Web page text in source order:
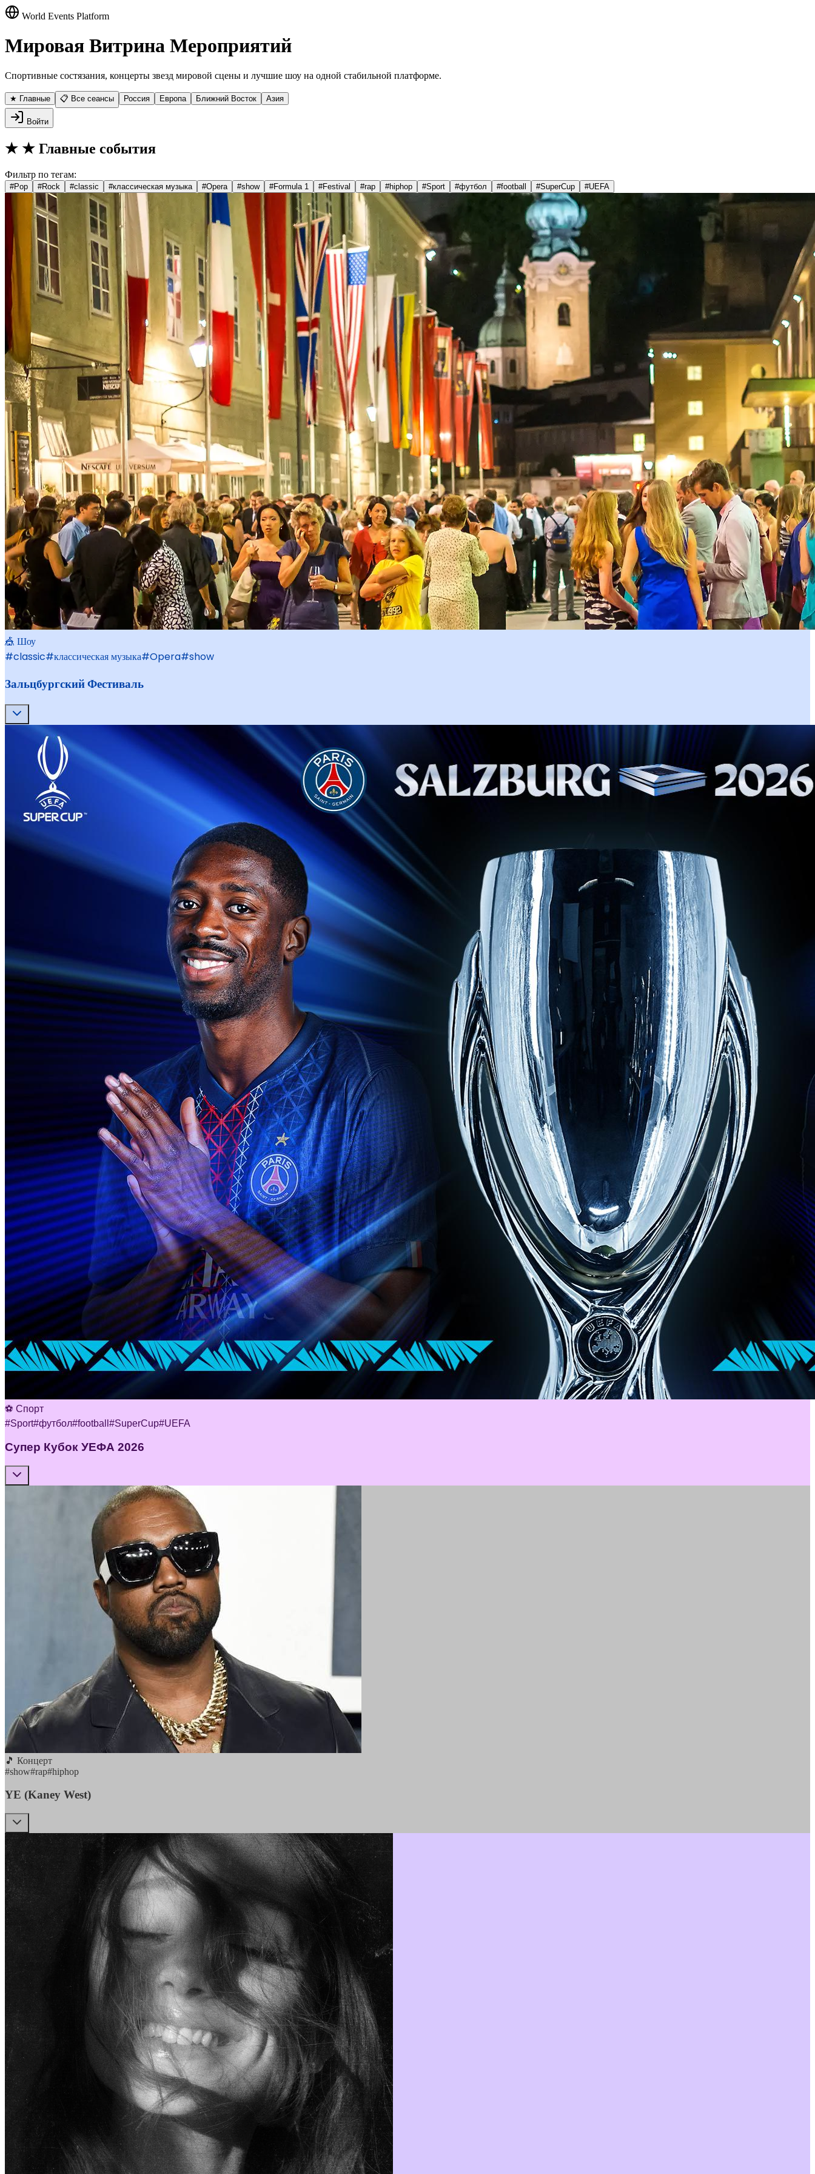
World Events Platform
Мировая Витрина Мероприятий
Спортивные состязания, концерты звезд мировой сцены и лучшие шоу на одной стабильной платформе.
★ Главные 📋 Все сеансы Россия Европа Ближний Восток Азия
Войти
★ ★ Главные события
Фильтр по тегам:
#Pop #Rock #classic #классическая музыка #Opera #show #Formula 1 #Festival #rap #hiphop #Sport #футбол #football #SuperCup #UEFA
🎪 Шоу
#classic#классическая музыка#Opera#show
Зальцбургский Фестиваль
⚽ Спорт
#Sport#футбол#football #SuperCup#UEFA
Супер Кубок УЕФА 2026
🎵 Концерт
#show#rap#hiphop
YE (Kaney West)